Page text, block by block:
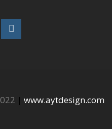
| www.aytdesign.com